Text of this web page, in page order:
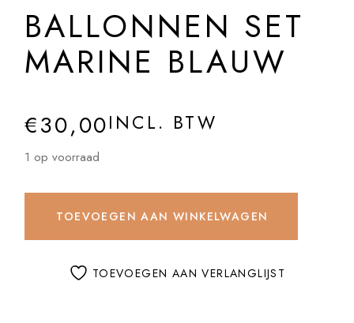
BALLONNEN SET
MARINE BLAUW
€30,00INCL. BTW
1 op voorraad
TOEVOEGEN AAN WINKELWAGEN
TOEVOEGEN AAN VERLANGLIJST